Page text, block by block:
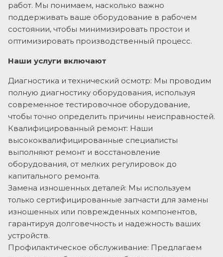
работ. Мы понимаем, насколько важно
поддерживать ваше оборудование в рабочем
состоянии, чтобы минимизировать простои и
оптимизировать производственный процесс.
Наши услуги включают
Диагностика и технический осмотр: Мы проводим
полную диагностику оборудования, используя
современное тестировочное оборудование,
чтобы точно определить причины неисправностей.
Квалифицированный ремонт: Наши
высококвалифицированные специалисты
выполняют ремонт и восстановление
оборудования, от мелких регулировок до
капитального ремонта.
Замена изношенных деталей: Мы используем
только сертифицированные запчасти для замены
изношенных или поврежденных компонентов,
гарантируя долговечность и надежность ваших
устройств.
Профилактическое обслуживание: Предлагаем